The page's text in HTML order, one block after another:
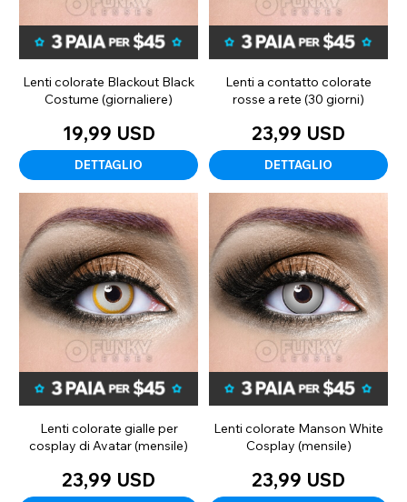
Lenti colorate Blackout Black
Costume (giornaliere)
19,99 USD
DETTAGLIO
Lenti a contatto colorate
rosse a rete (30 giorni)
23,99 USD
DETTAGLIO
Lenti colorate gialle per
cosplay di Avatar (mensile)
23,99 USD
Lenti colorate Manson White
Cosplay (mensile)
23,99 USD